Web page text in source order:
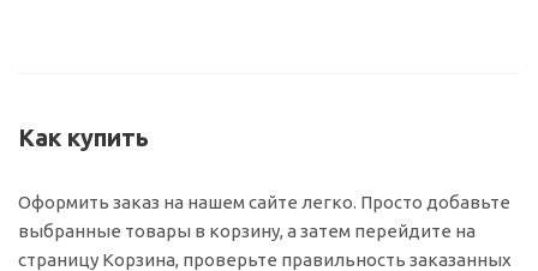
Как купить
Оформить заказ на нашем сайте легко. Просто добавьте
выбранные товары в корзину, а затем перейдите на
страницу Корзина, проверьте правильность заказанных